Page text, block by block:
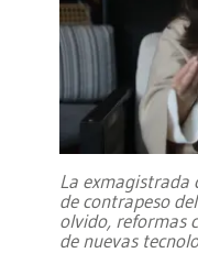
La exmagistrada
de contrapeso
olvido, reformas
de nuevas